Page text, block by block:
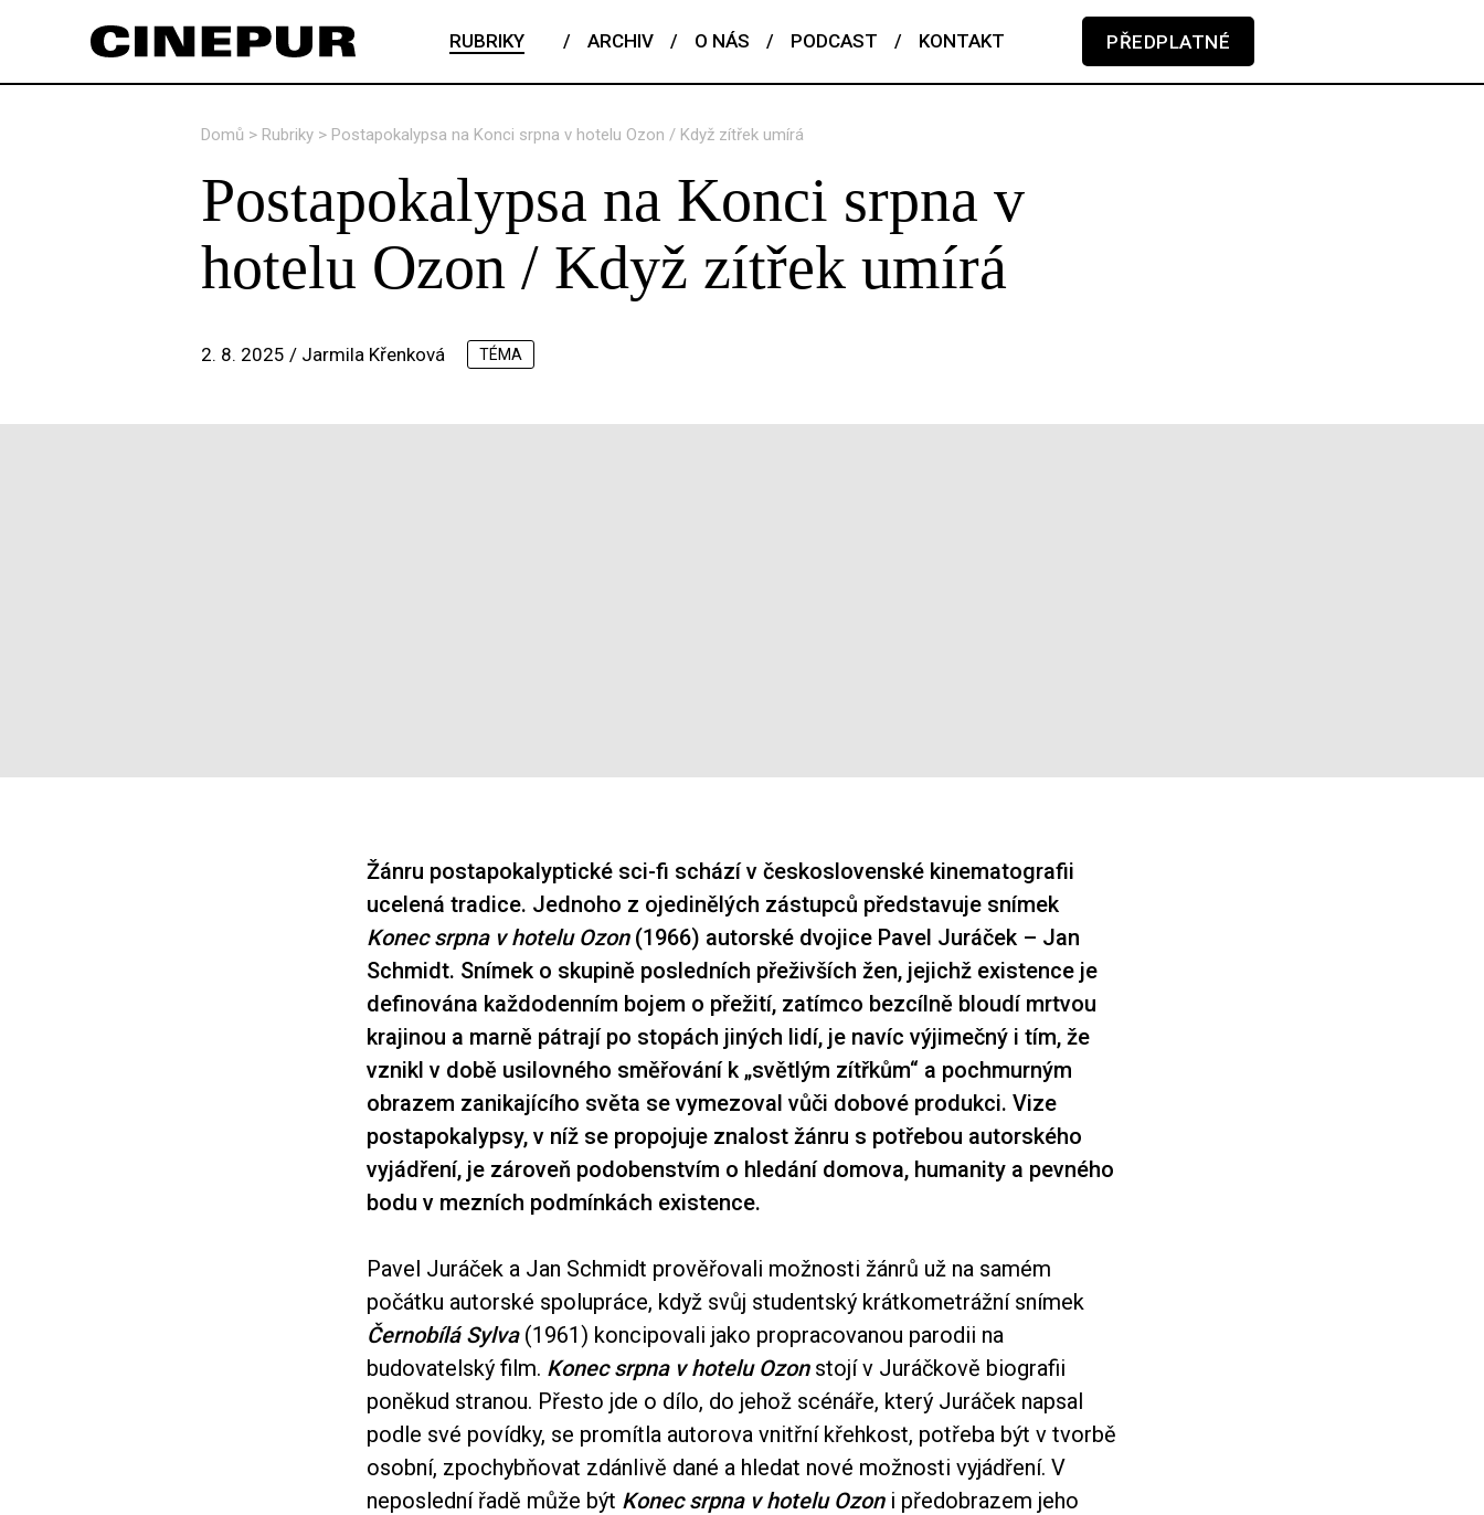
RUBRIKY / ARCHIV / O NÁS / PODCAST / KONTAKT PŘEDPLATNÉ
Domů > Rubriky > Postapokalypsa na Konci srpna v hotelu Ozon / Když zítřek umírá
Postapokalypsa na Konci srpna v
hotelu Ozon / Když zítřek umírá
2. 8. 2025 / Jarmila Křenková TÉMA
Žánru postapokalyptické sci-fi schází v československé kinematografii
ucelená tradice. Jednoho z ojedinělých zástupců představuje snímek
Konec srpna v hotelu Ozon(1966) autorské dvojice Pavel Juráček – Jan
Schmidt. Snímek o skupině posledních přeživších žen, jejichž existence je
definována každodenním bojem o přežití, zatímco bezcílně bloudí mrtvou
krajinou a marně pátrají po stopách jiných lidí, je navíc výjimečný i tím, že
vznikl v době usilovného směřování k „světlým zítřkům“ a pochmurným
obrazem zanikajícího světa se vymezoval vůči dobové produkci. Vize
postapokalypsy, v níž se propojuje znalost žánru s potřebou autorského
vyjádření, je zároveň podobenstvím o hledání domova, humanity a pevného
bodu v mezních podmínkách existence.
Pavel Juráček a Jan Schmidt prověřovali možnosti žánrů už na samém
počátku autorské spolupráce, když svůj studentský krátkometrážní snímek
Černobílá Sylva(1961) koncipovali jako propracovanou parodii na
budovatelský film. Konec srpna v hotelu Ozonstojí v Juráčkově biografii
poněkud stranou. Přesto jde o dílo, do jehož scénáře, který Juráček napsal
podle své povídky, se promítla autorova vnitřní křehkost, potřeba být v tvorbě
osobní, zpochybňovat zdánlivě dané a hledat nové možnosti vyjádření. V
neposlední řadě může být Konec srpna v hotelu Ozoni předobrazem jeho